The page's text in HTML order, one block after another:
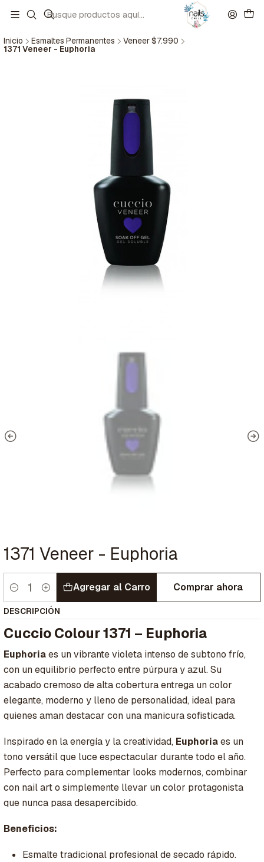
Inicio Esmaltes Permanentes Veneer $7.990
1371 Veneer - Euphoria
1371 Veneer - Euphoria
Cantidad
Agregar al Carro Comprar ahora
DESCRIPCIÓN
Cuccio Colour 1371 – Euphoria
Euphoriaes un vibrante violeta intenso de subtono frío,
con un equilibrio perfecto entre púrpura y azul. Su
acabado cremoso de alta cobertura entrega un color
elegante, moderno y lleno de personalidad, ideal para
quienes aman destacar con una manicura sofisticada.
Inspirado en la energía y la creatividad, Euphoriaes un
tono versátil que luce espectacular durante todo el año.
Perfecto para complementar looks modernos, combinar
con nail art o simplemente llevar un color protagonista
que nunca pasa desapercibido.
Beneficios:
Esmalte tradicional profesional de secado rápido.